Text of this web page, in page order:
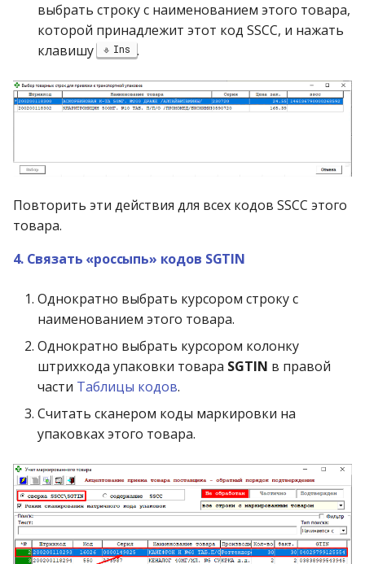
выбрать строку с наименованием этого товара,
которой принадлежит этот код SSCC, и нажать
клавишу
Ins .
Повторить эти действия для всех кодов SSCC этого
товара.
4. Связать «россыпь» кодов SGTIN
Однократно выбрать курсором строку с
наименованием этого товара.
Однократно выбрать курсором колонку
штрихкода упаковки товара SGTIN в правой
части Таблицы кодов.
Считать сканером коды маркировки на
упаковках этого товара.